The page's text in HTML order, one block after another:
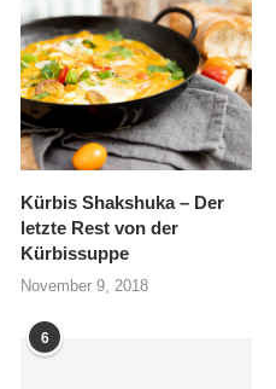
Kürbis Shakshuka – Der
letzte Rest von der
Kürbissuppe
November 9, 2018
6